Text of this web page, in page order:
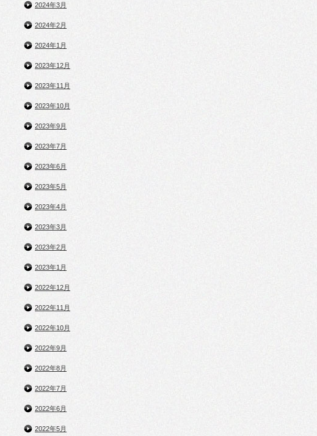
2024年3月
2024年2月
2024年1月
2023年12月
2023年11月
2023年10月
2023年9月
2023年7月
2023年6月
2023年5月
2023年4月
2023年3月
2023年2月
2023年1月
2022年12月
2022年11月
2022年10月
2022年9月
2022年8月
2022年7月
2022年6月
2022年5月